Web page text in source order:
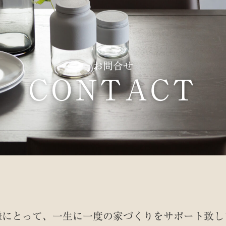
お問合せ
CONTACT
とって、一生に一度の家づくりを サポート致